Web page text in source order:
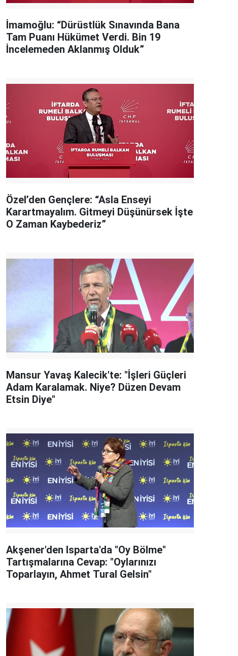
İmamoğlu: “Dürüstlük Sınavında Bana
Tam Puanı Hükümet Verdi. Bin 19
İncelemeden Aklanmış Olduk”
Özel’den Gençlere: “Asla Enseyi
Karartmayalım. Gitmeyi Düşünürsek İşte
O Zaman Kaybederiz”
Mansur Yavaş Kalecik'te: "İşleri Güçleri
Adam Karalamak. Niye? Düzen Devam
Etsin Diye"
Akşener'den Isparta'da "Oy Bölme"
Tartışmalarına Cevap: "Oylarınızı
Toparlayın, Ahmet Tural Gelsin"